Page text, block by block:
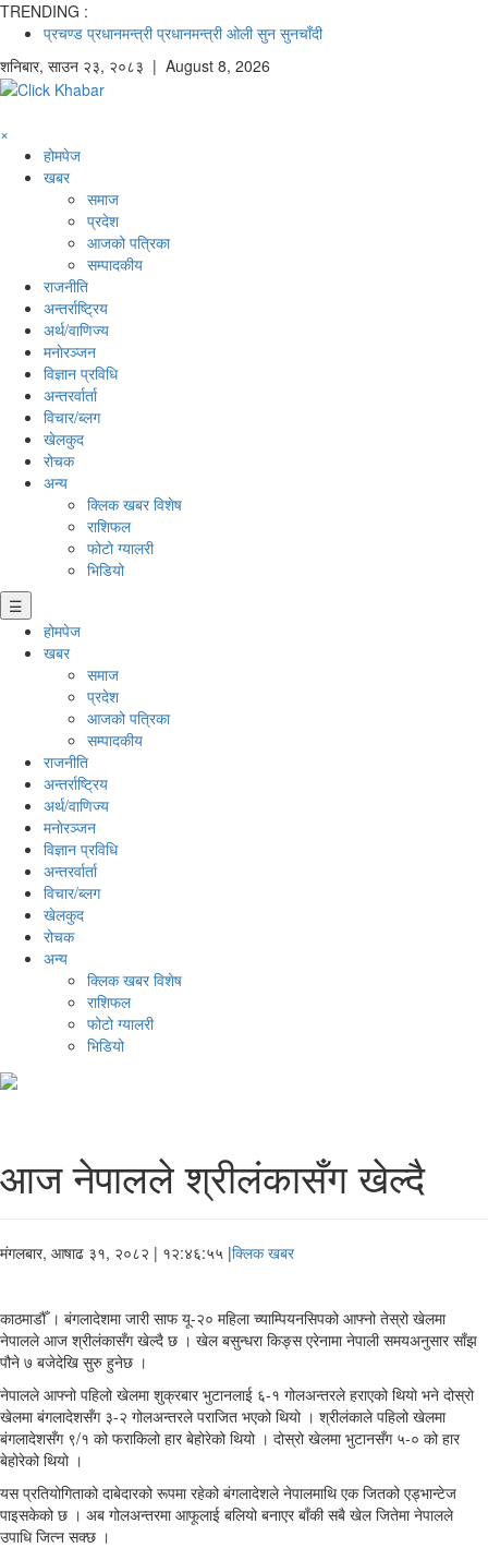
TRENDING :
प्रचण्ड प्रधानमन्त्री प्रधानमन्त्री ओली सुन सुनचाँदी
शनिबार, साउन २३, २०८३ | August 8, 2026
×
होमपेज
खबर
समाज
प्रदेश
आजको पत्रिका
सम्पादकीय
राजनीति
अन्तर्राष्ट्रिय
अर्थ/वाणिज्य
मनाेरञ्जन
विज्ञान प्रविधि
अन्तरर्वार्ता
विचार/ब्लग
खेलकुद
रोचक
अन्य
क्लिक खबर विशेष
राशिफल
फोटो ग्यालरी
भिडियो
☰
होमपेज
खबर
समाज
प्रदेश
आजको पत्रिका
सम्पादकीय
राजनीति
अन्तर्राष्ट्रिय
अर्थ/वाणिज्य
मनाेरञ्जन
विज्ञान प्रविधि
अन्तरर्वार्ता
विचार/ब्लग
खेलकुद
रोचक
अन्य
क्लिक खबर विशेष
राशिफल
फोटो ग्यालरी
भिडियो
आज नेपालले श्रीलंकासँग खेल्दै
मंगलबार, आषाढ ३१, २०८२ | १२:४६:५५ |क्लिक खबर
काठमाडौँ । बंगलादेशमा जारी साफ यू-२० महिला च्याम्पियनसिपको आफ्नो तेस्रो खेलमा
नेपालले आज श्रीलंकासँग खेल्दै छ । खेल बसुन्धरा किङ्स एरेनामा नेपाली समयअनुसार साँझ
पौने ७ बजेदेखि सुरु हुनेछ ।
नेपालले आफ्नो पहिलो खेलमा शुक्रबार भुटानलाई ६-१ गोलअन्तरले हराएको थियो भने दोस्रो
खेलमा बंगलादेशसँग ३-२ गोलअन्तरले पराजित भएको थियो । श्रीलंकाले पहिलो खेलमा
बंगलादेशसँग ९/१ को फराकिलो हार बेहोरेको थियो । दोस्रो खेलमा भुटानसँग ५-० को हार
बेहोरेको थियो ।
यस प्रतियोगिताको दाबेदारको रूपमा रहेको बंगलादेशले नेपालमाथि एक जितको एड्भान्टेज
पाइसकेको छ । अब गोलअन्तरमा आफूलाई बलियो बनाएर बाँकी सबै खेल जितेमा नेपालले
उपाधि जित्न सक्छ ।